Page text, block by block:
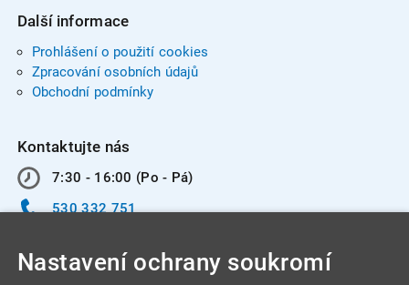
Další informace
Prohlášení o použití cookies
Zpracování osobních údajů
Obchodní podmínky
Kontaktujte nás
7:30 - 16:00 (Po - Pá)
530 332 751
Nastavení ochrany soukromí